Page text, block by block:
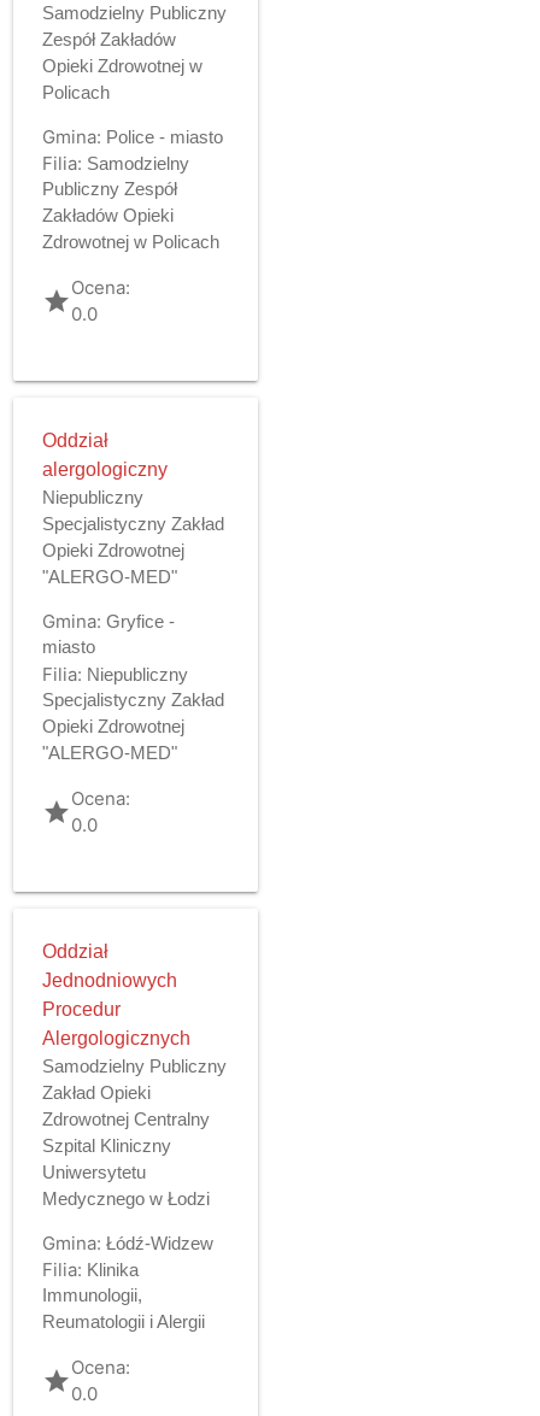
Samodzielny Publiczny
Zespół Zakładów
Opieki Zdrowotnej w
Policach
Gmina: Police - miasto
Filia: Samodzielny
Publiczny Zespół
Zakładów Opieki
Zdrowotnej w Policach
gradeOcena:
0.0
Oddział
alergologiczny
Niepubliczny
Specjalistyczny Zakład
Opieki Zdrowotnej
"ALERGO-MED"
Gmina: Gryfice -
miasto
Filia: Niepubliczny
Specjalistyczny Zakład
Opieki Zdrowotnej
"ALERGO-MED"
gradeOcena:
0.0
Oddział
Jednodniowych
Procedur
Alergologicznych
Samodzielny Publiczny
Zakład Opieki
Zdrowotnej Centralny
Szpital Kliniczny
Uniwersytetu
Medycznego w Łodzi
Gmina: Łódź-Widzew
Filia: Klinika
Immunologii,
Reumatologii i Alergii
gradeOcena:
0.0